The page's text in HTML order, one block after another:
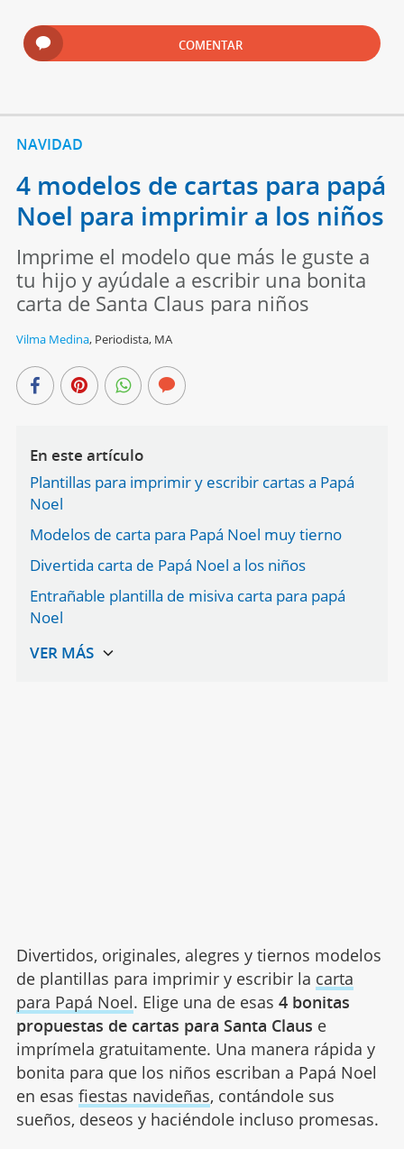
COMENTAR
NAVIDAD
4 modelos de cartas para papá
Noel para imprimir a los niños
Imprime el modelo que más le guste a
tu hijo y ayúdale a escribir una bonita
carta de Santa Claus para niños
Vilma Medina, Periodista, MA
En este artículo
Plantillas para imprimir y escribir cartas a Papá
Noel
Modelos de carta para Papá Noel muy tierno
Divertida carta de Papá Noel a los niños
Entrañable plantilla de misiva carta para papá
Noel
Divertidos, originales, alegres y tiernos modelos
de plantillas para imprimir y escribir la carta
para Papá Noel. Elige una de esas 4 bonitas
propuestas de cartas para Santa Claus e
imprímela gratuitamente. Una manera rápida y
bonita para que los niños escriban a Papá Noel
en esas fiestas navideñas, contándole sus
sueños, deseos y haciéndole incluso promesas.